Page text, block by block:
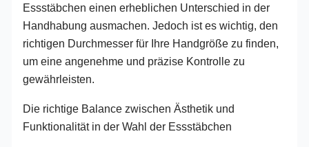
Essstäbchen einen erheblichen Unterschied in der
Handhabung ausmachen. Jedoch ist es wichtig, den
richtigen Durchmesser für Ihre Handgröße zu finden,
um eine angenehme und präzise Kontrolle zu
gewährleisten.
Die richtige Balance zwischen Ästhetik und
Funktionalität in der Wahl der Essstäbchen